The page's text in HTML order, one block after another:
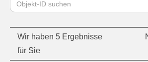
Wir haben 5 Ergebnisse
für Sie